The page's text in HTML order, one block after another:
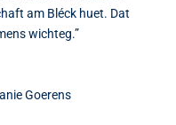
am Bléck huet. Dat
wichteg.”
Goerens